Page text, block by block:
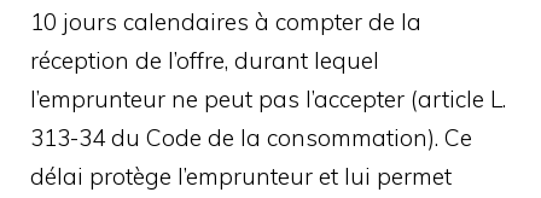
10 jours calendaires à compter de la
réception de l’offre, durant lequel
l’emprunteur ne peut pas l’accepter (article L.
313-34 du Code de la consommation). Ce
délai protège l’emprunteur et lui permet